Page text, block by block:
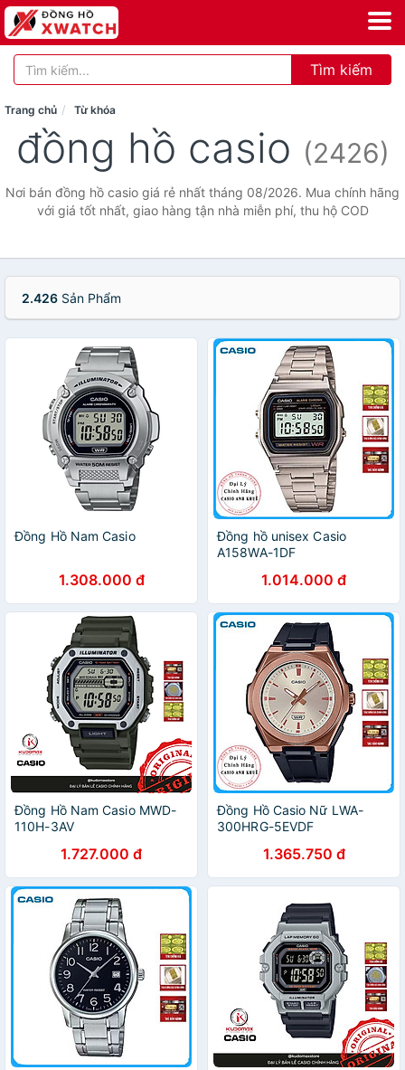
Tìm kiếm
Trang chủ Từ khóa
đồng hồ casio (2426)
Nơi bán đồng hồ casio giá rẻ nhất tháng 08/2026. Mua chính hãng
với giá tốt nhất, giao hàng tận nhà miễn phí, thu hộ COD
2.426 Sản Phẩm
Đồng Hồ Nam Casio
1.308.000 đ
Đồng hồ unisex Casio
A158WA-1DF
1.014.000 đ
Đồng Hồ Nam Casio MWD-
110H-3AV
1.727.000 đ
Đồng Hồ Casio Nữ LWA-
300HRG-5EVDF
1.365.750 đ